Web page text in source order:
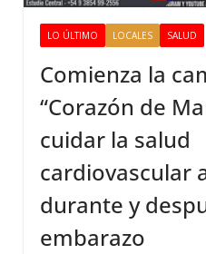
LO ÚLTIMO LOCALES SALUD
Comienza la
“Corazón de
cuidar la salud
cardiovascular
durante y
embarazo